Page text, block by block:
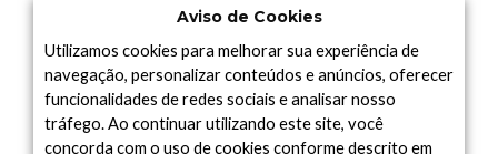
UNIVERSO
VÍDEO
Arquivo
Aviso de Cookies
Utilizamos cookies para melhorar sua experiência de
navegação, personalizar conteúdos e anúncios, oferecer
funcionalidades de redes sociais e analisar nosso
tráfego. Ao continuar utilizando este site, você
concorda com o uso de cookies conforme descrito em